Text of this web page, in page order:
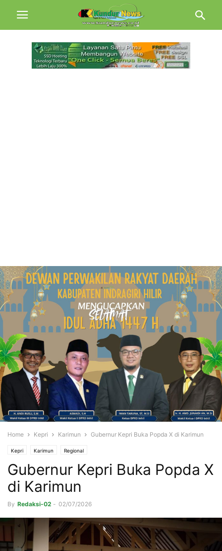
Home Kepri Karimun Gubernur Kepri Buka Popda X di Karimun
Kepri Karimun Regional
Gubernur Kepri Buka Popda X
di Karimun
By Redaksi-02 - 02/07/2026